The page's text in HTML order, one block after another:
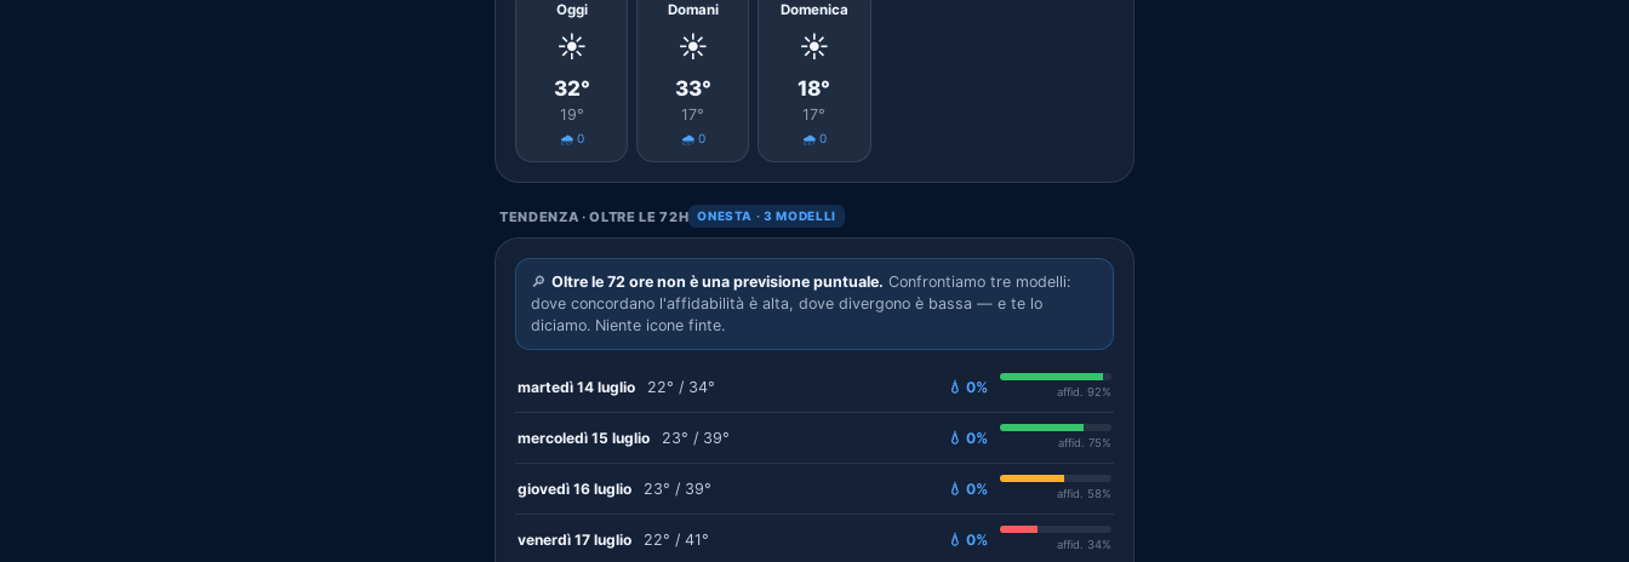
Oggi
☀️
32°
19°
🌧️ 0
Domani
☀️
33°
17°
🌧️ 0
Domenica
☀️
18°
17°
🌧️ 0
TENDENZA · OLTRE LE 72H ONESTA · 3 MODELLI
🔎 Oltre le 72 ore non è una previsione puntuale. Confrontiamo tre modelli:
dove concordano l'affidabilità è alta, dove divergono è bassa — e te lo
diciamo. Niente icone finte.
martedì 14 luglio 22° / 34° 💧 0% affid. 92%
mercoledì 15 luglio 23° / 39° 💧 0% affid. 75%
giovedì 16 luglio 23° / 39° 💧 0% affid. 58%
venerdì 17 luglio 22° / 41° 💧 0% affid. 34%